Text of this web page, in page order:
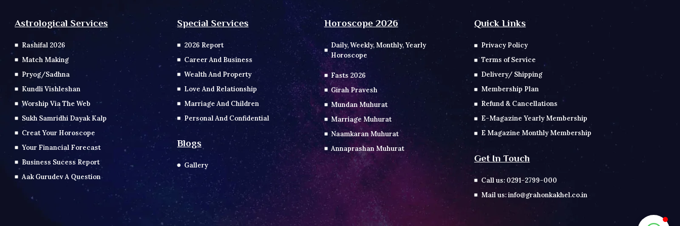
Astrological Services
Rashifal 2026
Match Making
Pryog/Sadhna
Kundli Vishleshan
Worship Via The Web
Sukh Samridhi Dayak Kalp
Creat Your Horoscope
Your Financial Forecast
Business Sucess Report
Aak Gurudev A Question
Special Services
2026 Report
Career And Business
Wealth And Property
Love And Relationship
Marriage And Children
Personal And Confidential
Blogs
Gallery
Horoscope 2026
Daily, Weekly, Monthly, Yearly
Horoscope
Fasts 2026
Girah Pravesh
Mundan Muhurat
Marriage Muhurat
Naamkaran Muhurat
Annaprashan Muhurat
Quick Links
Privacy Policy
Terms of Service
Delivery/ Shipping
Membership Plan
Refund & Cancellations
E-Magazine Yearly Membership
E Magazine Monthly Membership
Get In Touch
Call us: 0291-2799-000
Mail us: info@grahonkakhel.co.in